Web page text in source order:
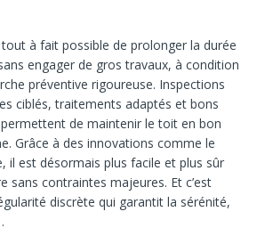
à fait possible de prolonger la durée
engager de gros travaux, à condition
préventive rigoureuse. Inspections
ciblés, traitements adaptés et bons
de maintenir le toit en bon
Grâce à des innovations comme le
il est désormais plus facile et plus sûr
sans contraintes majeures. Et c’est
discrète qui garantit la sérénité,